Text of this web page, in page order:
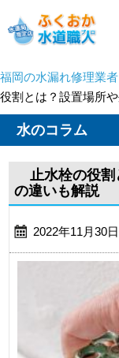
福岡の水漏れ修理業
役割とは？設置場所
水のコラム
止水栓の役
の違いも解説
2022年11月30日